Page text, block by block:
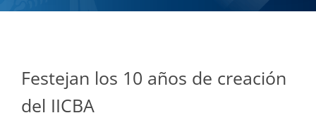
Festejan los 10 años de creación
del IICBA